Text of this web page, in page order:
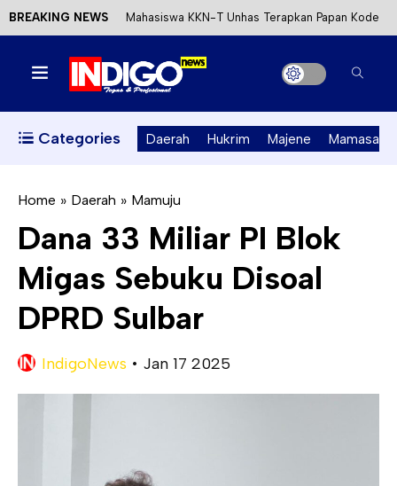
BREAKING NEWS Mahasiswa KKN-T Unhas Terapkan Papan Kode
Etik Wisata di Pantai Lawere Desa Lotang Salo
Satu DPO Pengeroyokan SPBU Tapalang
Ditangkap, Satu Lagi Kabur ke Kalimantan
Perizinan Air Tanah melalui Aplikasi SAPO
Kecewa Kapolresta Absen, APPK Mamuju
Soroti Kejanggalan Kasus Tambang Emas Ilegal
Categories Daerah Hukrim Majene Mamasa
Home » Daerah » Mamuju
Dana 33 Miliar PI Blok
Migas Sebuku Disoal
DPRD Sulbar
IndigoNews • Jan 17 2025